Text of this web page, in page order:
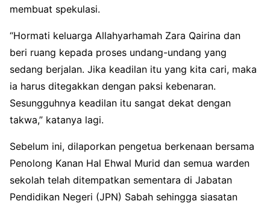
membuat spekulasi.
“Hormati keluarga Allahyarhamah Zara Qairina dan
beri ruang kepada proses undang-undang yang
sedang berjalan. Jika keadilan itu yang kita cari, maka
ia harus ditegakkan dengan paksi kebenaran.
Sesungguhnya keadilan itu sangat dekat dengan
takwa,” katanya lagi.
Sebelum ini, dilaporkan pengetua berkenaan bersama
Penolong Kanan Hal Ehwal Murid dan semua warden
sekolah telah ditempatkan sementara di Jabatan
Pendidikan Negeri (JPN) Sabah sehingga siasatan